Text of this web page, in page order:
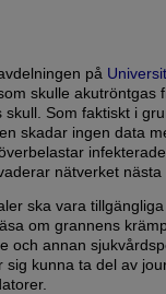
på
skulle akutröntgas
skull. Som faktiskt i
skadar ingen data
nätverket nästa
ska vara
om grannens
och annan
kunna ta del av